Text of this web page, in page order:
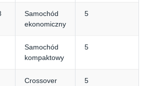
Samochód
ekonomiczny
5
Samochód
kompaktowy
5
Crossover 5